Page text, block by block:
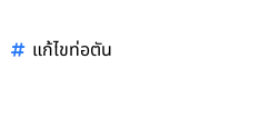
แก้ไขท่อตัน